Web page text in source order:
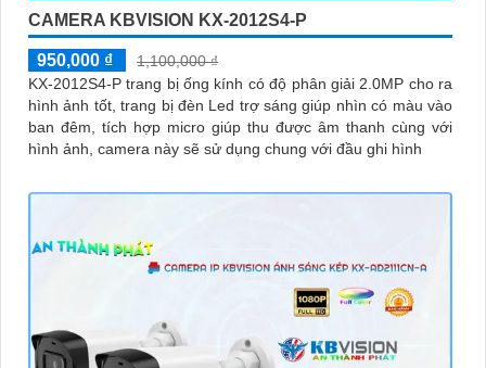
CAMERA KBVISION KX-2012S4-P
950,000 ₫
1,100,000 ₫
KX-2012S4-P trang bị ống kính có độ phân giải 2.0MP cho ra
hình ảnh tốt, trang bị đèn Led trợ sáng giúp nhìn có màu vào
ban đêm, tích hợp micro giúp thu được âm thanh cùng với
hình ảnh, camera này sẽ sử dụng chung với đầu ghi hình